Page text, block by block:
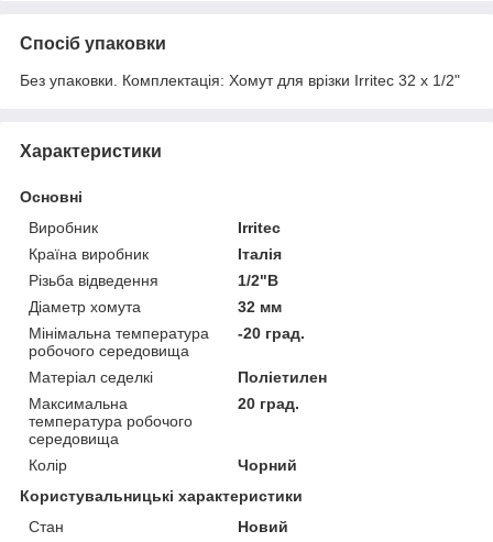
Спосіб упаковки
Без упаковки. Комплектація: Хомут для врізки Irritec 32 x 1/2"
Характеристики
Основні
Виробник
Irritec
Країна виробник
Італія
Різьба відведення
1/2"В
Діаметр хомута
32 мм
Мінімальна температура
робочого середовища
-20 град.
Матеріал седелкі
Поліетилен
Максимальна
температура робочого
середовища
20 град.
Колір
Чорний
Користувальницькі характеристики
Стан
Новий